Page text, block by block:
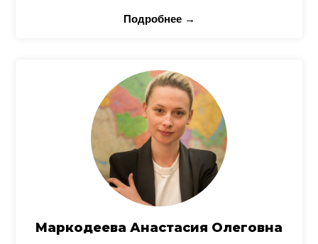
Подробнее →
Маркодеева Анастасия Олеговна